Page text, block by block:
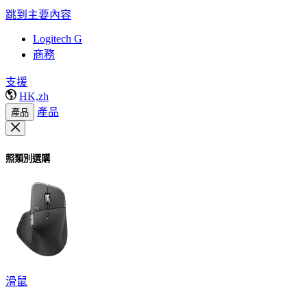
跳到主要內容
Logitech G
商務
支援
HK,zh
產品 產品
照類別選購
滑鼠